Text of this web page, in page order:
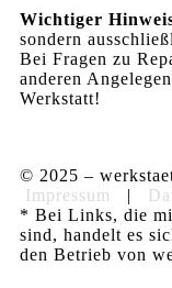
Wichtiger
sondern
Bei Fragen zu
anderen
Werkstatt!
© 2025 –
Impressum
|
* Bei Links, die
sind, handelt es
den Betrieb von